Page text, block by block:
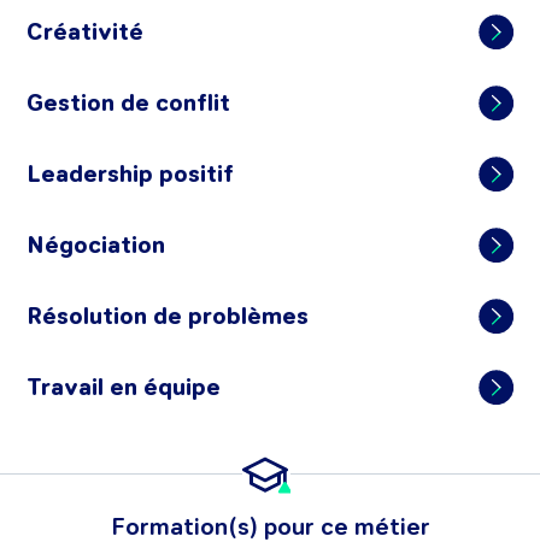
Créativité
Gestion de conflit
Leadership positif
Négociation
Résolution de problèmes
Travail en équipe
Formation(s) pour ce métier